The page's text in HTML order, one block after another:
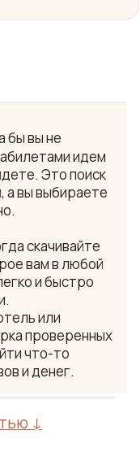
бы вы не
идем
Это поиск
а вы выбираете
скачивайте
вам в любой
и быстро
или
проверенных
что-то
и денег.
↓